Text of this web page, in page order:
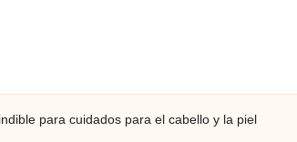
para cuidados para el cabello y la piel